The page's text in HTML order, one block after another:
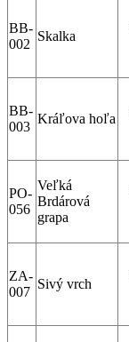
BB-
002
Skalka
BB-
003
Kráľova hoľa
PO-
056
Veľká
Brdárová
grapa
ZA-
007
Sivý vrch